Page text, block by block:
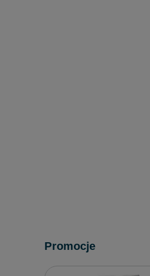
Promocje